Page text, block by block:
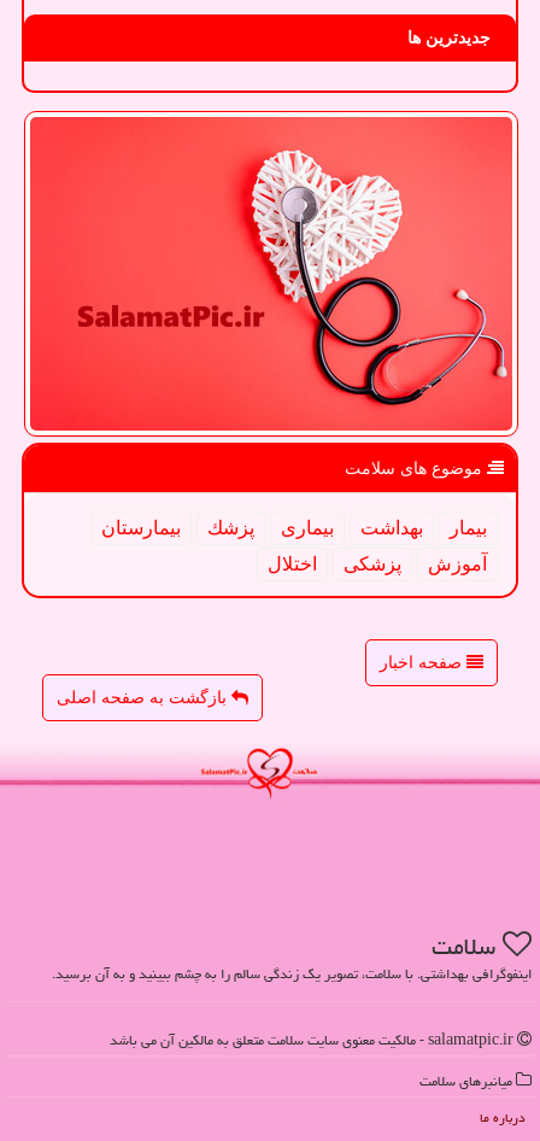
جدیدترین ها
موضوع های سلامت
بیمار بهداشت بیماری پزشك
بیمارستان
آموزش
پزشكی اختلال
صفحه اخبار
بازگشت به صفحه اصلی
سلامت
اینفوگرافی بهداشتی. با سلامت، تصویر یک زندگی سالم را به چشم ببینید و به آن برسید.
میانبرهای سلامت
درباره ما